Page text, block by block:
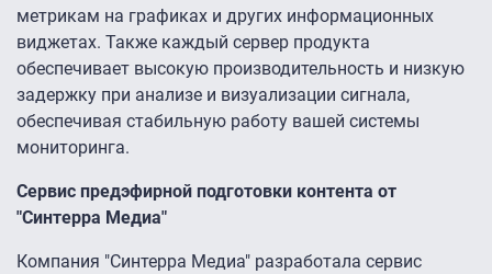
метрикам на графиках и других информационных
виджетах. Также каждый сервер продукта
обеспечивает высокую производительность и низкую
задержку при анализе и визуализации сигнала,
обеспечивая стабильную работу вашей системы
мониторинга.
Сервис предэфирной подготовки контента от
"Синтерра Медиа"
Компания "Синтерра Медиа" разработала сервис